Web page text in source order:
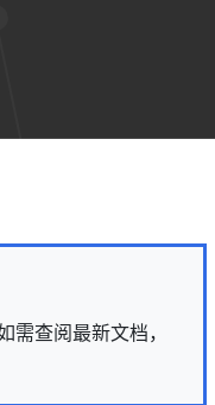
查阅最新文档，